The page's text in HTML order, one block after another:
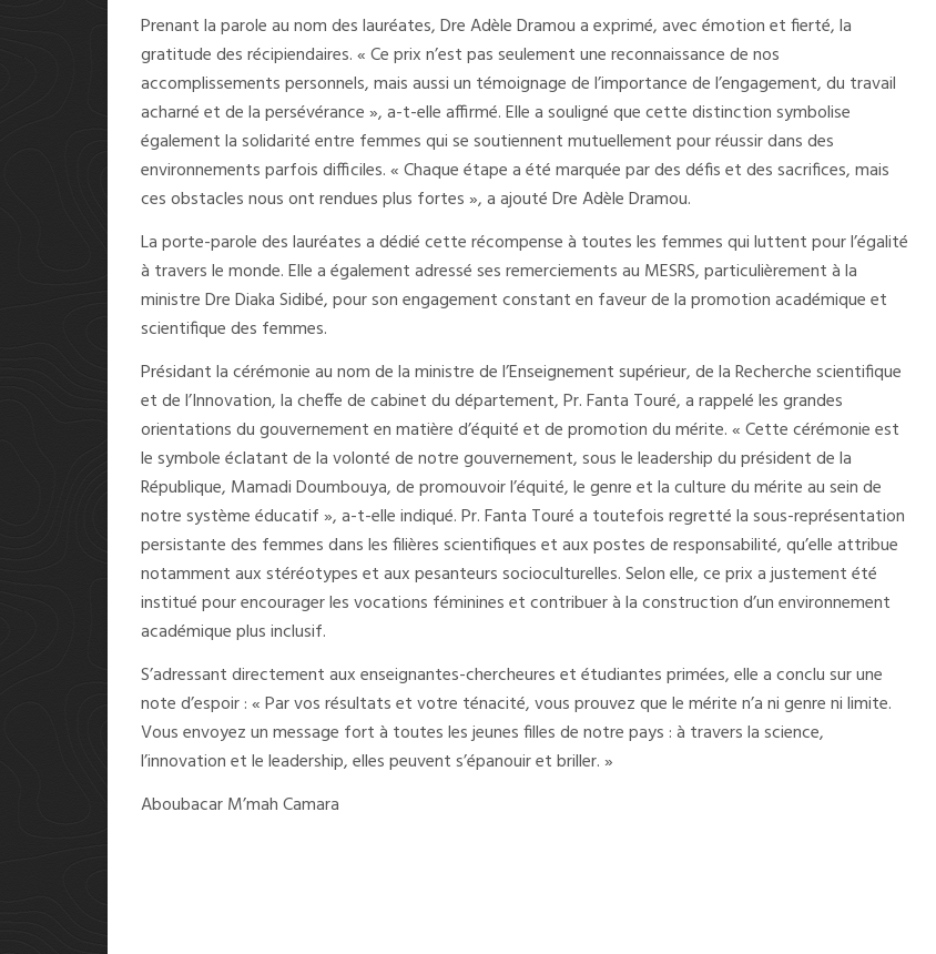
Prenant la parole au nom des lauréates, Dre Adèle Dramou a exprimé, avec émotion et fierté, la
gratitude des récipiendaires. « Ce prix n’est pas seulement une reconnaissance de nos
accomplissements personnels, mais aussi un témoignage de l’importance de l’engagement, du travail
acharné et de la persévérance », a-t-elle affirmé. Elle a souligné que cette distinction symbolise
également la solidarité entre femmes qui se soutiennent mutuellement pour réussir dans des
environnements parfois difficiles. « Chaque étape a été marquée par des défis et des sacrifices, mais
ces obstacles nous ont rendues plus fortes », a ajouté Dre Adèle Dramou.
La porte-parole des lauréates a dédié cette récompense à toutes les femmes qui luttent pour l’égalité
à travers le monde. Elle a également adressé ses remerciements au MESRS, particulièrement à la
ministre Dre Diaka Sidibé, pour son engagement constant en faveur de la promotion académique et
scientifique des femmes.
Présidant la cérémonie au nom de la ministre de l’Enseignement supérieur, de la Recherche scientifique
et de l’Innovation, la cheffe de cabinet du département, Pr. Fanta Touré, a rappelé les grandes
orientations du gouvernement en matière d’équité et de promotion du mérite. « Cette cérémonie est
le symbole éclatant de la volonté de notre gouvernement, sous le leadership du président de la
République, Mamadi Doumbouya, de promouvoir l’équité, le genre et la culture du mérite au sein de
notre système éducatif », a-t-elle indiqué. Pr. Fanta Touré a toutefois regretté la sous-représentation
persistante des femmes dans les filières scientifiques et aux postes de responsabilité, qu’elle attribue
notamment aux stéréotypes et aux pesanteurs socioculturelles. Selon elle, ce prix a justement été
institué pour encourager les vocations féminines et contribuer à la construction d’un environnement
académique plus inclusif.
S’adressant directement aux enseignantes-chercheures et étudiantes primées, elle a conclu sur une
note d’espoir : « Par vos résultats et votre ténacité, vous prouvez que le mérite n’a ni genre ni limite.
Vous envoyez un message fort à toutes les jeunes filles de notre pays : à travers la science,
l’innovation et le leadership, elles peuvent s’épanouir et briller. »
Aboubacar M’mah Camara